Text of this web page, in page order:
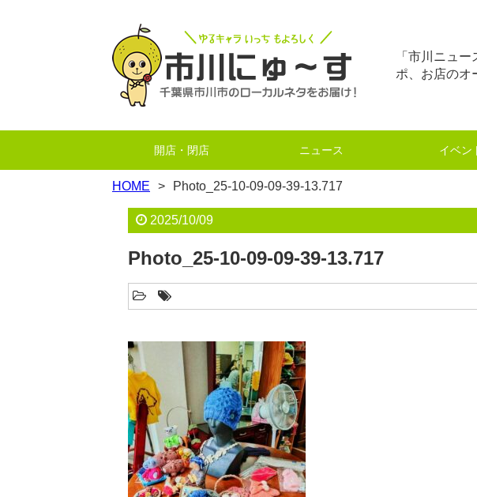
「市川ニュ
ポ、お店のオ
開店・閉店 ニュース イベン
HOME Photo_25-10-09-09-39-13.717
2025/10/09
Photo_25-10-09-09-39-13.717